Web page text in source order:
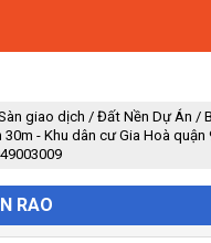
giao dịch / Đất Nền Dự Án /
- Khu dân cư Gia Hoà
RAO